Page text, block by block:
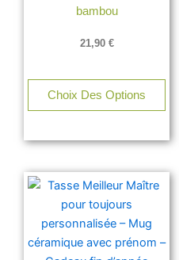
bambou
21,90 €
Choix Des Options